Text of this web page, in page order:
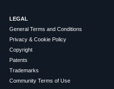
LEGAL
General Terms and Conditions
Privacy & Cookie Policy
Copyright
Patents
Trademarks
Community Terms of Use